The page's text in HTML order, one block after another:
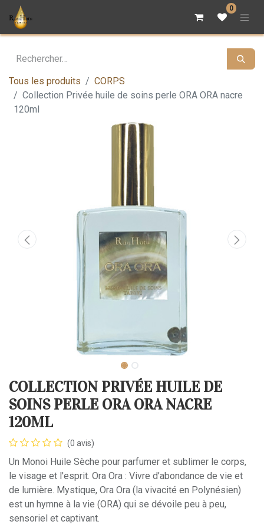
0
Tous les produits
CORPS
Collection Privée huile de soins perle ORA ORA nacre
120ml
COLLECTION PRIVÉE HUILE DE
SOINS PERLE ORA ORA NACRE
120ML
(0 avis)
Un Monoi Huile Sèche pour parfumer et sublimer le corps,
le visage et l'esprit. Ora Ora : Vivre d’abondance de vie et
de lumière. Mystique, Ora Ora (la vivacité en Polynésien)
est un hymne à la vie (ORA) qui se dévoile peu à peu,
sensoriel et captivant.